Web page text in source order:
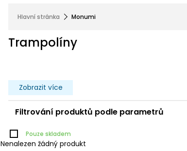
Hlavní stránka Monumi
Trampolíny
Zobrazit více
Filtrování produktů podle parametrů
Pouze skladem
Nenalezen žádný produkt